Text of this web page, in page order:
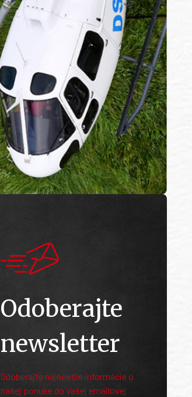
Odoberajte
newsletter
Odoberajte najnovšie informácie o
našej ponuke do Vašej emailovej